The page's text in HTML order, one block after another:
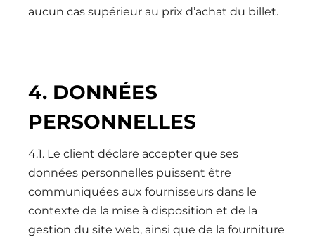
aucun cas supérieur au prix d’achat du billet.
4. DONNÉES
PERSONNELLES
4.1. Le client déclare accepter que ses
données personnelles puissent être
communiquées aux fournisseurs dans le
contexte de la mise à disposition et de la
gestion du site web, ainsi que de la fourniture